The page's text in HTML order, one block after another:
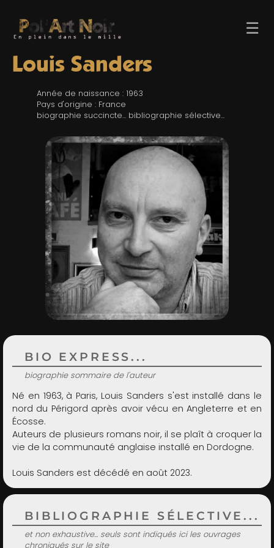
☰
TROMBINO
RECHERCHE
LIENS & FESTIVALS
UN POLAR AU HASARD
Louis Sanders
Année de naissance : 1963
Pays d'origine : France
biographie succincte... bibliographie sélective...
BIO EXPRESS...
biographie sommaire de l'auteur
Né en 1963, à Paris, Louis Sanders s'est installé dans le
nord du Périgord après avoir vécu en Angleterre et en
Écosse.
Auteurs de plusieurs romans noir, il se plaît à croquer la
vie de la communauté anglaise installé en Dordogne.
Louis Sanders est décédé en août 2023.
BIBLIOGRAPHIE SÉLECTIVE...
et non exhaustive... seuls sont indiqués ici les ouvrages
chroniqués sur le site